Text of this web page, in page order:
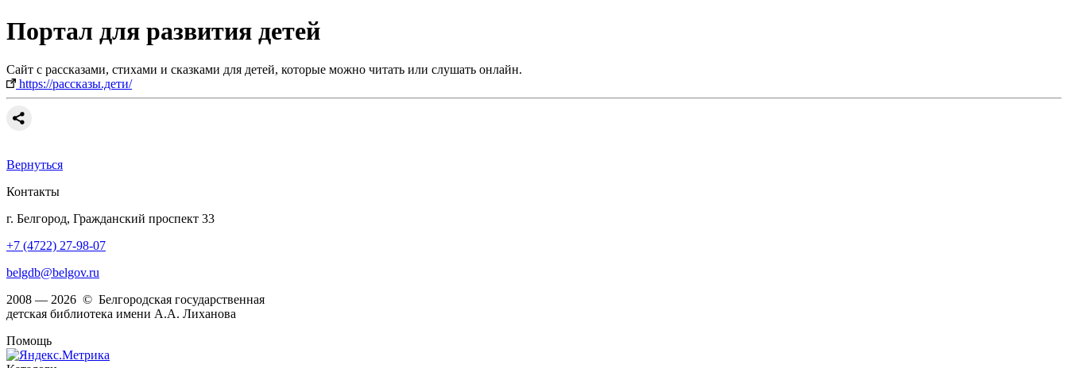
Портал для развития детей
Сайт с рассказами, стихами и сказками для детей, которые можно читать или слушать онлайн.
https://рассказы.дети/
Вернуться
Контакты
г. Белгород, Гражданский проспект 33
+7 (4722) 27-98-07
belgdb@belgov.ru
2008 — 2026 © Белгородская государственная
детская библиотека имени А.А. Лиханова
Помощь